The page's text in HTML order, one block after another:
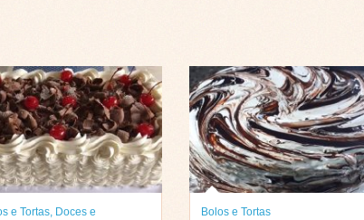
e Tortas, Doces e
Bolos e Tortas